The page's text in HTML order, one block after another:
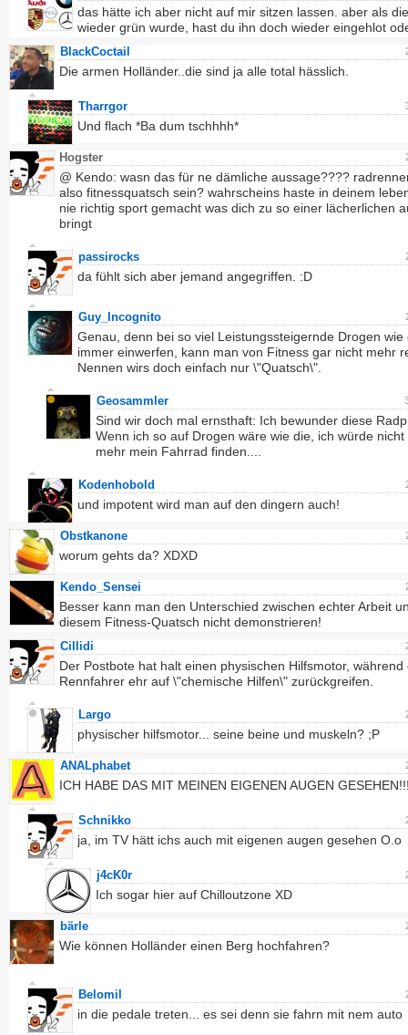
das hätte ich aber nicht auf mir sitzen lassen. aber als
wieder grün wurde, hast du ihn doch wieder eingehlot
BlackCoctail
Die armen Holländer..die sind ja alle total hässlich.
Tharrgor
Und flach *Ba dum tschhhh*
Hogster
@ Kendo: wasn das für ne dämliche aussage????
also fitnessquatsch sein? wahrscheins haste in deinem
nie richtig sport gemacht was dich zu so einer lächerlichen
bringt
passirocks
da fühlt sich aber jemand angegriffen. :D
Guy_Incognito
Genau, denn bei so viel Leistungssteigernde Drogen wie
immer einwerfen, kann man von Fitness gar nicht mehr
Nennen wirs doch einfach nur \"Quatsch\".
Geosammler
Sind wir doch mal ernsthaft: Ich bewunder diese
Wenn ich so auf Drogen wäre wie die, ich würde nicht
mehr mein Fahrrad finden....
Kodenhobold
und impotent wird man auf den dingern auch!
Obstkanone
worum gehts da? XDXD
Kendo_Sensei
Besser kann man den Unterschied zwischen echter Arbeit
diesem Fitness-Quatsch nicht demonstrieren!
Cillidi
Der Postbote hat halt einen physischen Hilfsmotor, während
Rennfahrer ehr auf \"chemische Hilfen\" zurückgreifen.
Largo
physischer hilfsmotor... seine beine und muskeln? ;P
ANALphabet
ICH HABE DAS MIT MEINEN EIGENEN AUGEN
Schnikko
ja, im TV hätt ichs auch mit eigenen augen gesehen O.o
j4cK0r
Ich sogar hier auf Chilloutzone XD
bärle
Wie können Holländer einen Berg hochfahren?
Belomil
in die pedale treten... es sei denn sie fahrn mit nem auto